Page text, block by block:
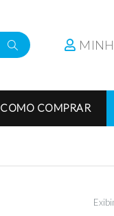
COMO COMPRAR